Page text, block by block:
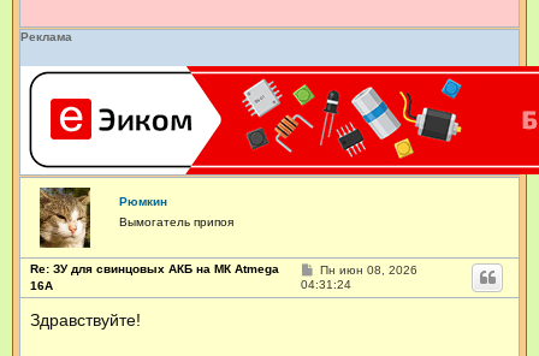
Реклама
Рюмкин
Вымогатель припоя
Re: ЗУ для свинцовых АКБ на МК Atmega
16А
С
о
о
Пн июн 08, 2026
04:31:24
Здравствуйте!